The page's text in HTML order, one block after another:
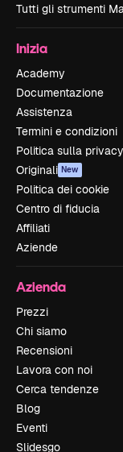
Tutti gli strumenti
Inizia
Academy
Documentazione
Assistenza
Termini e condizioni
Politica sulla privacy
Originali New
Politica dei cookie
Centro di fiducia
Affiliati
Aziende
Azienda
Prezzi
Chi siamo
Recensioni
Lavora con noi
Cerca tendenze
Blog
Eventi
Slidesgo